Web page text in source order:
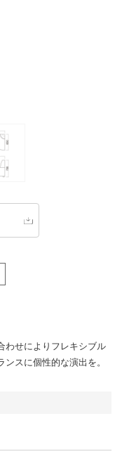
わせによりフレキシブル
スに個性的な演出を。